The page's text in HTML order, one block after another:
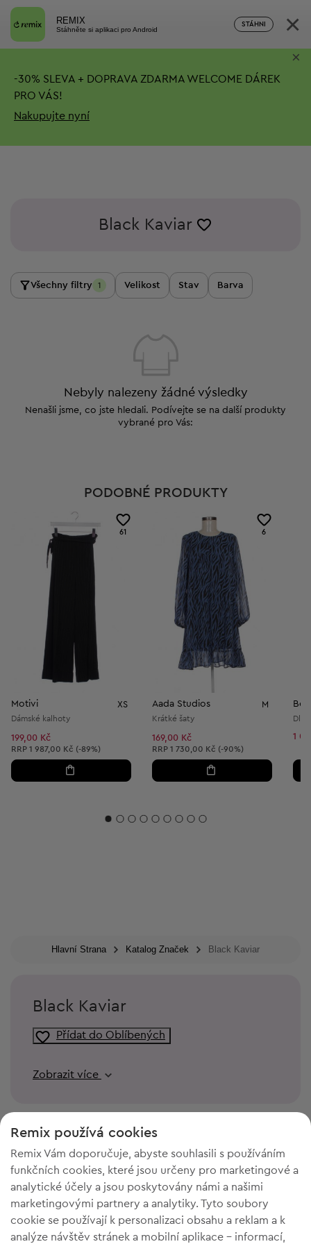
REMIX
Stáhněte si aplikaci pro Android
STÁHNI ×
-30% SLEVA + DOPRAVA ZDARMA WELCOME DÁREK
PRO VÁS!
Nakupujte nyní
×
Black Kaviar
Všechny filtry 1 Velikost Stav Barva
Nebyly nalezeny žádné výsledky
Nenašli jsme, co jste hledali. Podívejte se na další produkty
vybrané pro Vás:
PODOBNÉ PRODUKTY
61
Motivi XS
Dámské kalhoty
199,00 Kč
Doporučená cena:
RRP 1 987,00 Kč (-89%)
6
Aada Studios M
Krátké šaty
169,00 Kč
Doporučená cena:
RRP 1 730,00 Kč (-90%)
1
Hlavní Strana Katalog Značek Black Kaviar
Black Kaviar
Přídat do Oblíbených
Zobrazit více
Remix používá cookies
Remix Vám doporučuje, abyste souhlasili s používáním
funkčních cookies, které jsou určeny pro marketingové a
analytické účely a jsou poskytovány námi a našimi
marketingovými partnery a analytiky. Tyto soubory
cookie se používají k personalizaci obsahu a reklam a k
analýze návštěv stránek a mobilní aplikace - informací,